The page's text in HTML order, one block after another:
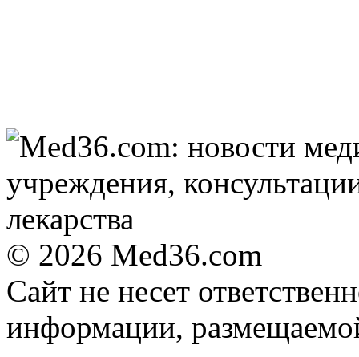
© 2026 Med36.com
Сайт не несет
информации,